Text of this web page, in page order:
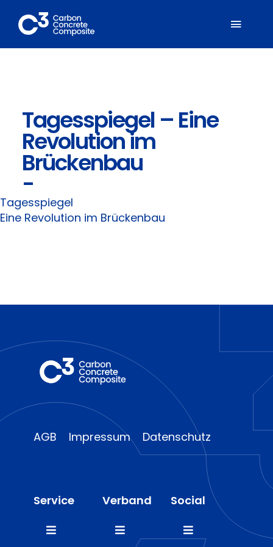
Inhalt
springen
Mitglieder
Fachbereiche
Suche
Tagesspiegel – Eine
Revolution im
Brückenbau
-
Tagesspiegel
Eine Revolution im Brückenbau
AGB Impressum Datenschutz
Service
Toggle
Verband
Toggle
Social
Toggle